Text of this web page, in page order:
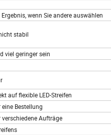
Ergebnis, wenn Sie andere auswählen
stabil
viel geringer sein
auf flexible LED-Streifen
Bestellung
Aufträge